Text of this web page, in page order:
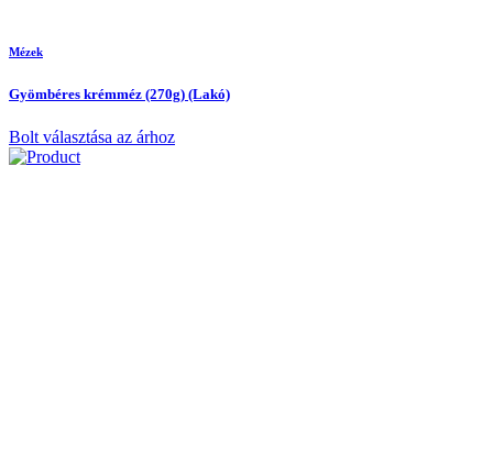
Mézek
Gyömbéres krémméz (270g) (Lakó)
Bolt választása az árhoz